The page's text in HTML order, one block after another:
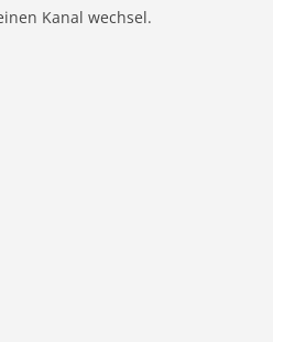
Kanal wechsel.